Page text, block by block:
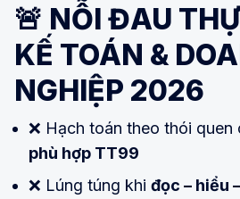
🚨 NỖI ĐAU
KẾ TOÁN &
NGHIỆP 2026
❌ Hạch toán theo thói quen
phù hợp TT99
❌ Lúng túng khi đọc – hiểu